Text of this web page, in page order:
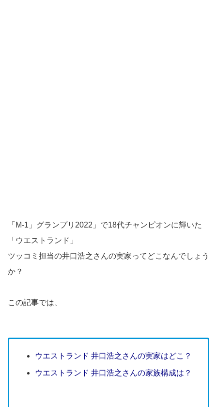
「M-1」グランプリ2022」で18代チャンピオンに輝いた
「ウエストランド」
ツッコミ担当の井口浩之さんの実家ってどこなんでしょう
か？
この記事では、
ウエストランド 井口浩之さんの実家はどこ？
ウエストランド 井口浩之さんの家族構成は？